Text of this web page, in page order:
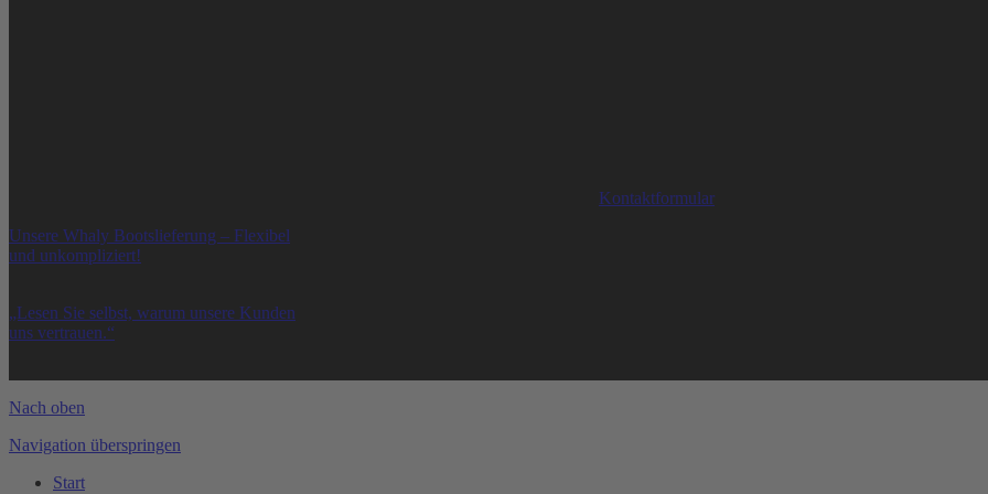
Kontaktformular
Unsere Whaly Bootslieferung – Flexibel
und unkompliziert!
„Lesen Sie selbst, warum unsere Kunden
uns vertrauen.“
Nach oben
Navigation überspringen
Start